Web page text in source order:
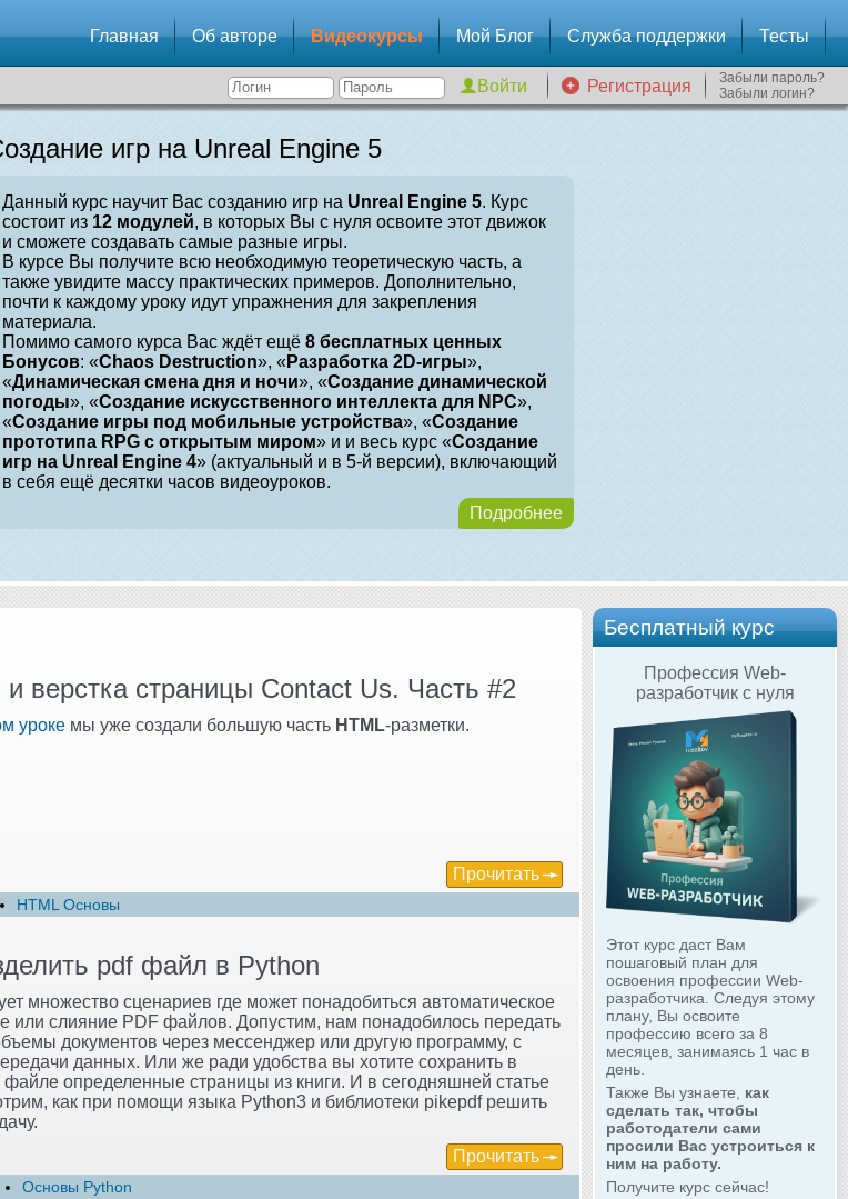
Главная Об авторе Видеокурсы Мой Блог Служба поддержки Тесты
Регистрация
Забыли пароль?
Забыли логин?
игр на Unreal Engine 5
Данный курс научит Вас созданию игр на Unreal Engine 5. Курс
состоит из 12 модулей, в которых Вы с нуля освоите этот движок
и сможете создавать самые разные игры.
В курсе Вы получите всю необходимую теоретическую часть, а
также увидите массу практических примеров. Дополнительно,
почти к каждому уроку идут упражнения для закрепления
материала.
Помимо самого курса Вас ждёт ещё 8 бесплатных ценных
Бонусов: «Chaos Destruction», « Разработка 2D-игры»,
«Динамическая смена дня и ночи», «Создание динамической
погоды», «Создание искусственного интеллекта для NPC»,
«Создание игры под мобильные устройства», «Создание
прототипа RPG с открытым миром» и и весь курс «Создание
игр на Unreal Engine 4» (актуальный и в 5-й версии), включающий
в себя ещё десятки часов видеоуроков.
Подробнее
Бесплатный курс
Профессия Web-
разработчик с нуля
Этот курс даст Вам
пошаговый план для
освоения профессии Web-
разработчика. Следуя этому
плану, Вы освоите
профессию всего за 8
месяцев, занимаясь 1 час в
день.
Также Вы узнаете, как
сделать так, чтобы
работодатели сами
просили Вас устроиться к
ним на работу.
Получите курс сейчас!
и верстка страницы Contact Us. Часть #2
уроке мы уже создали большую часть HTML-разметки.
Прочитать
HTML Основы
pdf файл в Python
множество сценариев где может понадобиться автоматическое
или слияние PDF файлов. Допустим, нам понадобилось передать
документов через мессенджер или другую программу, с
данных. Или же ради удобства вы хотите сохранить в
файле определенные страницы из книги. И в сегодняшней статье
как при помощи языка Python3 и библиотеки pikepdf решить
Прочитать
Основы Python